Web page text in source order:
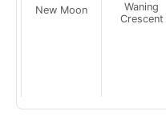
Waning
Crescent
New Moon